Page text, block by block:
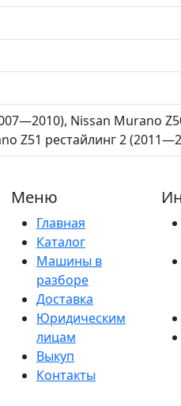
Nissan Murano
Z51 рестайлинг 2
Меню
Главная
Каталог
Машины в
разборе
Доставка
Юридическим
лицам
Выкуп
Контакты